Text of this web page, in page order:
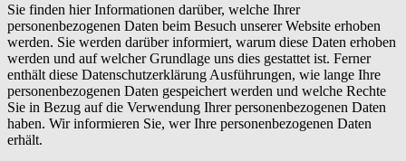
Sie finden hier Informationen darüber, welche Ihrer
personenbezogenen Daten beim Besuch unserer Website erhoben
werden. Sie werden darüber informiert, warum diese Daten erhoben
werden und auf welcher Grundlage uns dies gestattet ist. Ferner
enthält diese Datenschutzerklärung Ausführungen, wie lange Ihre
personenbezogenen Daten gespeichert werden und welche Rechte
Sie in Bezug auf die Verwendung Ihrer personenbezogenen Daten
haben. Wir informieren Sie, wer Ihre personenbezogenen Daten
erhält.